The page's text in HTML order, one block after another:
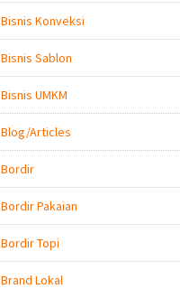
Bisnis Konveksi
Bisnis Sablon
Bisnis UMKM
Blog/Articles
Bordir
Bordir Pakaian
Bordir Topi
Brand Lokal